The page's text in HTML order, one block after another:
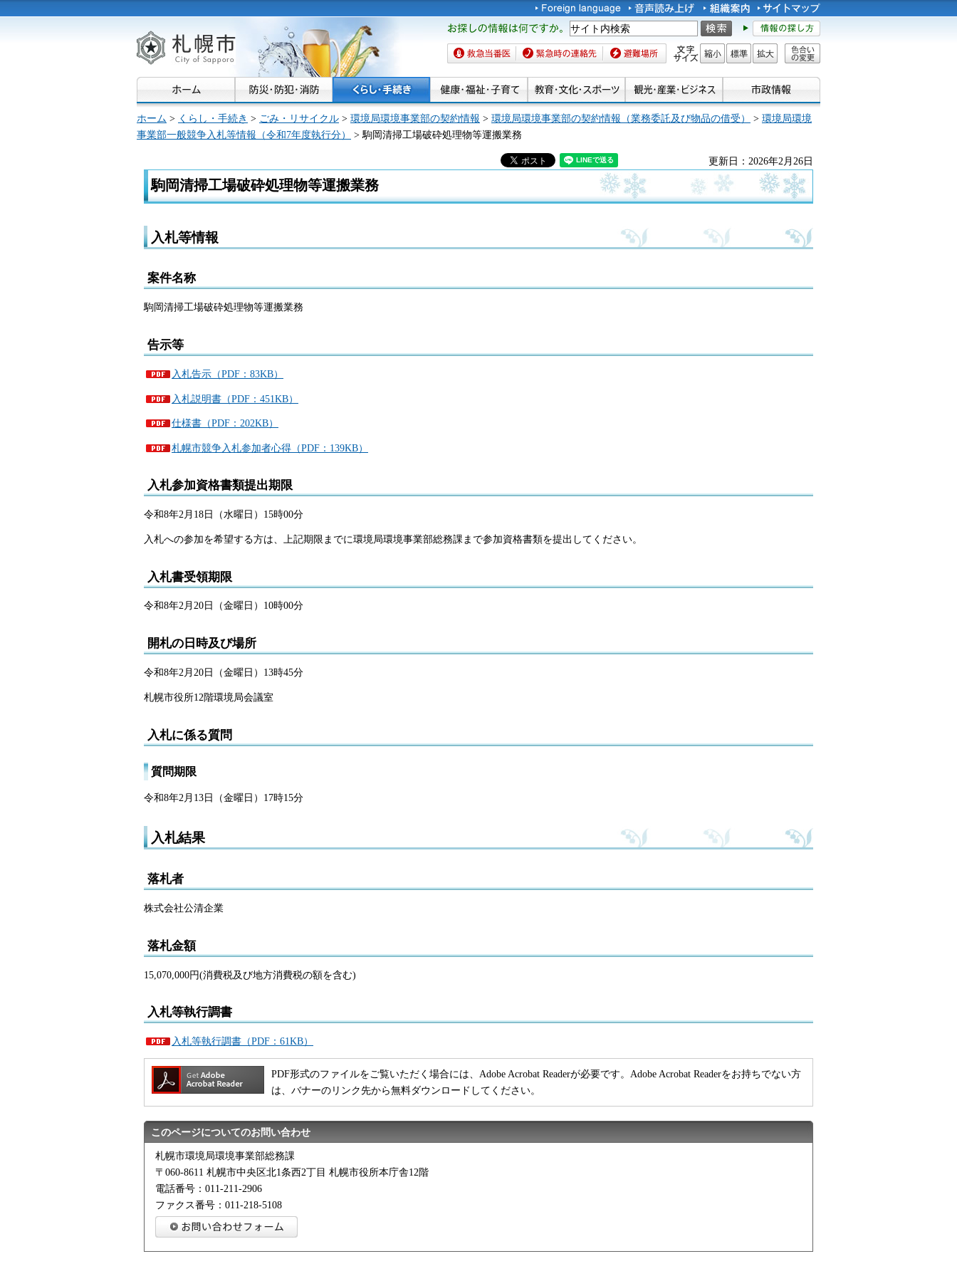
札幌市
お探しの情報は何です
か。
救急当番医 緊急時の連絡先 避難場所 文字サイズ
縮小 標準 拡大
色合い
ホーム > くらし・手続き > ごみ・リサイクル > 環境局環境事業部の契約情報 > 環境局環境事業部の契約情報（業務委託及び物品の借受） > 環境局環境
事業部一般競争入札等情報（令和7年度執行分）
> 駒岡清掃工場破砕処理物等運搬業務
更新日：2026年2月26日
駒岡清掃工場破砕処理物等運搬業務
入札等情報
案件名称
駒岡清掃工場破砕処理物等運搬業務
告示等
入札告示（PDF：83KB）
入札説明書（PDF：451KB）
仕様書（PDF：202KB）
札幌市競争入札参加者心得（PDF：139KB）
入札参加資格書類提出期限
令和8年2月18日（水曜日）15時00分
入札への参加を希望する方は、上記期限までに環境局環境事業部総務課まで参加資格書類を提出してください。
入札書受領期限
令和8年2月20日（金曜日）10時00分
開札の日時及び場所
令和8年2月20日（金曜日）13時45分
札幌市役所12階環境局会議室
入札に係る質問
質問期限
令和8年2月13日（金曜日）17時15分
入札結果
落札者
株式会社公清企業
落札金額
15,070,000円(消費税及び地方消費税の額を含む)
入札等執行調書
入札等執行調書（PDF：61KB）
PDF形式のファイルをご覧いただく場合には、Adobe Acrobat Readerが必要です。Adobe Acrobat Readerをお持ちでない方
は、バナーのリンク先から無料ダウンロードしてください。
このページについてのお問い合わせ
札幌市環境局環境事業部総務課
〒060-8611 札幌市中央区北1条西2丁目 札幌市役所本庁舎12階
電話番号：011-211-2906
ファクス番号：011-218-5108